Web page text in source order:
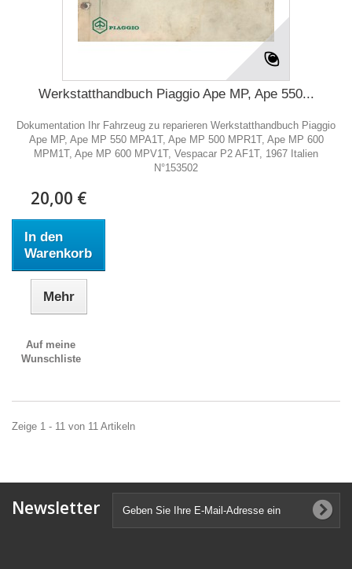
Werkstatthandbuch Piaggio Ape MP, Ape 550...
Dokumentation Ihr Fahrzeug zu reparieren Werkstatthandbuch Piaggio
Ape MP, Ape MP 550 MPA1T, Ape MP 500 MPR1T, Ape MP 600
MPM1T, Ape MP 600 MPV1T, Vespacar P2 AF1T, 1967 Italien
N°153502
20,00 €
In den
Warenkorb
Mehr
Auf meine
Wunschliste
Zeige 1 - 11 von 11 Artikeln
Newsletter